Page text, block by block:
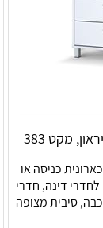
כארונית כניסה או
דינה, חדרי
סיבית מצופה